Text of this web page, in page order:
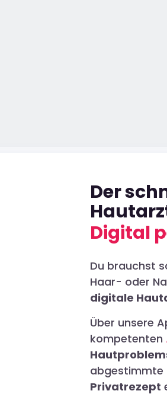
Der
Digital
Du brauchst
Haar- oder
digitale
Über unsere
kompetenten
abgestimmte
Privatrezept